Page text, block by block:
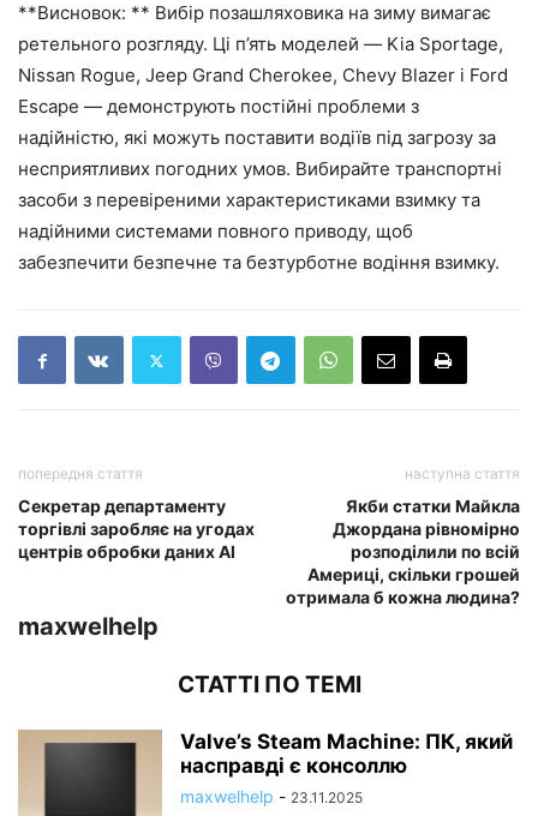
**Висновок: ** Вибір позашляховика на зиму вимагає
ретельного розгляду. Ці п’ять моделей — Kia Sportage,
Nissan Rogue, Jeep Grand Cherokee, Chevy Blazer і Ford
Escape — демонструють постійні проблеми з
надійністю, які можуть поставити водіїв під загрозу за
несприятливих погодних умов. Вибирайте транспортні
засоби з перевіреними характеристиками взимку та
надійними системами повного приводу, щоб
забезпечити безпечне та безтурботне водіння взимку.
попередня стаття
Секретар департаменту
торгівлі заробляє на угодах
центрів обробки даних AI
наступна стаття
Якби статки Майкла
Джордана рівномірно
розподілили по всій
Америці, скільки грошей
отримала б кожна людина?
maxwelhelp
СТАТТІ ПО ТЕМІ
Valve’s Steam Machine: ПК, який
насправді є консоллю
maxwelhelp - 23.11.2025